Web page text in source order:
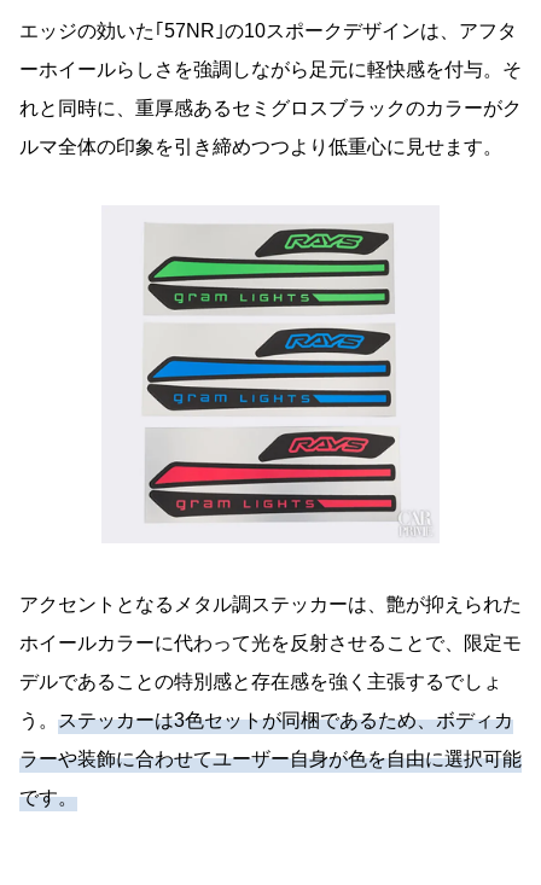
エッジの効いた｢57NR｣の10スポークデザインは、アフタ
ーホイールらしさを強調しながら足元に軽快感を付与。そ
れと同時に、重厚感あるセミグロスブラックのカラーがク
ルマ全体の印象を引き締めつつより低重心に見せます。
アクセントとなるメタル調ステッカーは、艶が抑えられた
ホイールカラーに代わって光を反射させることで、限定モ
デルであることの特別感と存在感を強く主張するでしょ
う。 ステッカーは3色セットが同梱であるため、ボディカ
ラーや装飾に合わせてユーザー自身が色を自由に選択可能
です。